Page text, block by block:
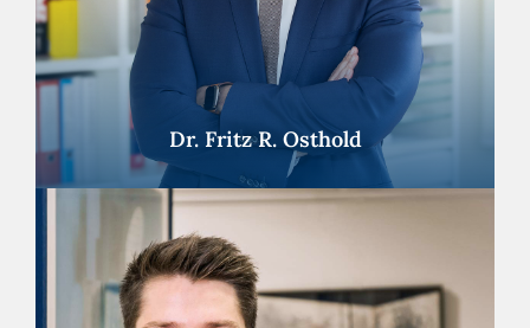
Dr. Fritz R. Osthold